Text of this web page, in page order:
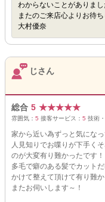
わからないことがありま
またのご来店心よりお待ち
大村優奈
じさん
総合 5 ★★★★★
雰囲気： 5 接客サービス： 5 技術
家から近い為ずっと気にな
人見知りでお喋りが下手く
のが大変有り難かったです！
多毛で癖のある髪でカット
かけて整えて頂けて有り難か
またお伺いします～！